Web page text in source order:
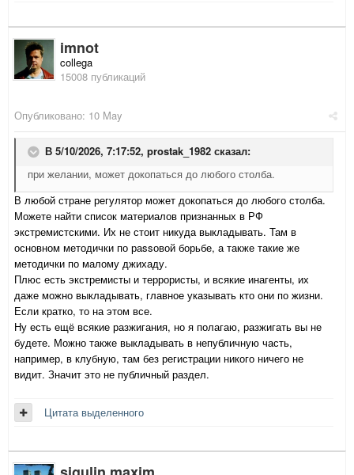
imnot
collega
15008 публикаций
Опубликовано: 10 May
В 5/10/2026, 7:17:52, prostak_1982 сказал:
при желании, может докопаться до любого столба.
В любой стране регулятор может докопаться до любого столба.
Можете найти список материалов признанных в РФ
экстремистскими. Их не стоит никуда выкладывать. Там в
основном методички по раssовой борьбе, а также такие же
методички по малому джихаду.
Плюс есть экстремисты и террористы, и всякие инагенты, их
даже можно выкладывать, главное указывать кто они по жизни.
Если кратко, то на этом все.
Ну есть ещё всякие разжигания, но я полагаю, разжигать вы не
будете. Можно также выкладывать в непубличную часть,
например, в клубную, там без регистрации никого ничего не
видит. Значит это не публичный раздел.
Цитата выделенного